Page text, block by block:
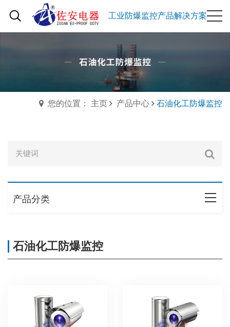
工业防爆监控产品解决方案
您的位置： 主页 产品中心 石油化工防爆监控
产品分类
石油化工防爆监控